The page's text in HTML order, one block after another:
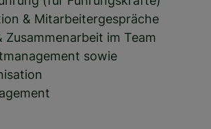
& Mitarbeitergespräche
Zusammenarbeit im Team
sowie